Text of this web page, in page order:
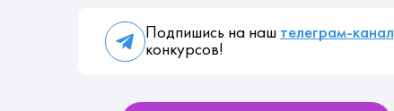
Подпишись на наш телеграм-канал
конкурсов!